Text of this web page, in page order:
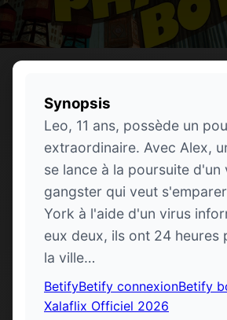
Synopsis
Leo, 11 ans, possède un
extraordinaire. Avec Alex,
se lance à la poursuite d'un
gangster qui veut
York à l'aide d'un virus
eux deux, ils ont 24 heures
la ville…
BetifyBetify connexionBetify
Xalaflix Officiel 2026